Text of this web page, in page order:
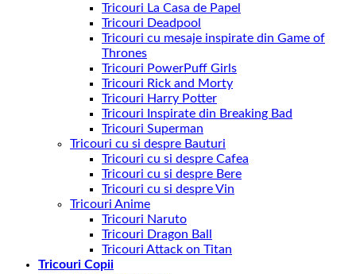
Tricouri La Casa de Papel
Tricouri Deadpool
Tricouri cu mesaje inspirate din Game of
Thrones
Tricouri PowerPuff Girls
Tricouri Rick and Morty
Tricouri Harry Potter
Tricouri Inspirate din Breaking Bad
Tricouri Superman
Tricouri cu si despre Bauturi
Tricouri cu si despre Cafea
Tricouri cu si despre Bere
Tricouri cu si despre Vin
Tricouri Anime
Tricouri Naruto
Tricouri Dragon Ball
Tricouri Attack on Titan
Tricouri Copii